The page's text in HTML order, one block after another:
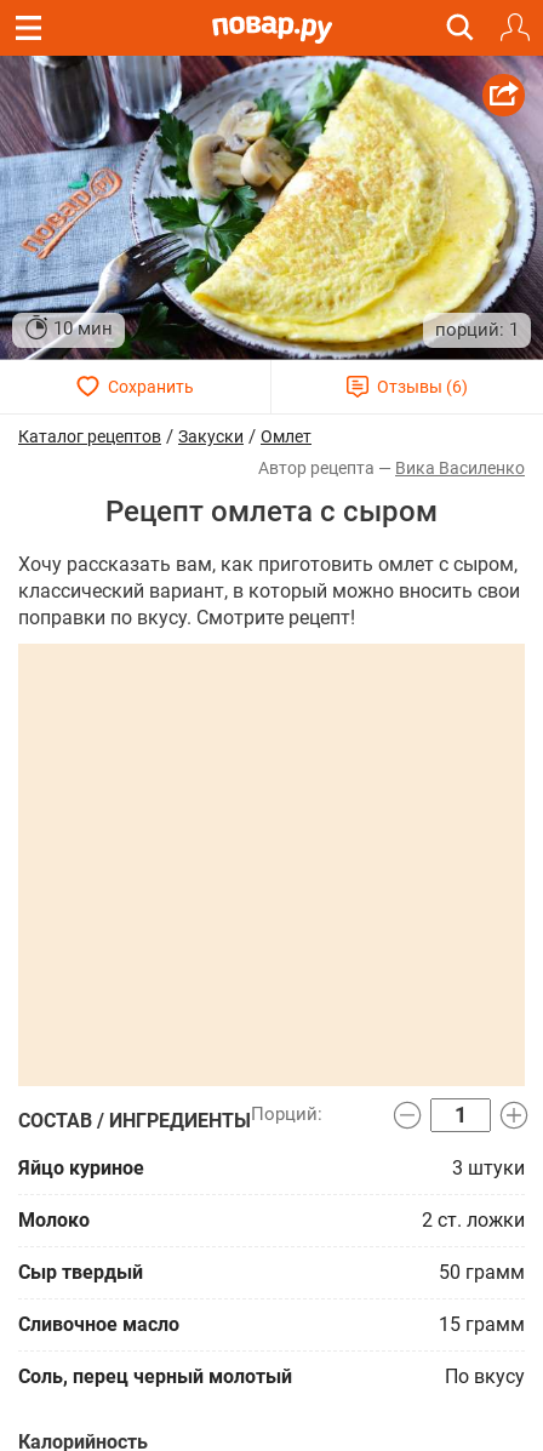
10 мин 1
Каталог рецептов / Закуски / Омлет
Вика Василенко
Рецепт омлета с сыром
Хочу рассказать вам, как приготовить омлет с сыром,
классический вариант, в который можно вносить свои
поправки по вкусу. Смотрите рецепт!
СОСТАВ / ИНГРЕДИЕНТЫ
Яйцо куриное 3 штуки
Молоко 2 ст. ложки
Сыр твердый 50 грамм
Сливочное масло 15 грамм
Соль, перец черный молотый По вкусу
Калорийность